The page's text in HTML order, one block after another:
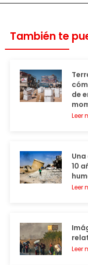
También te
de
Leer
10
Leer
Leer